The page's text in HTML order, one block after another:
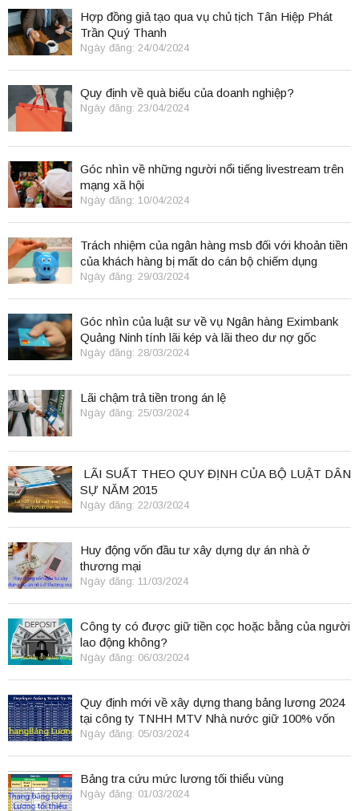
Hợp đồng giả tạo qua vụ chủ tịch Tân Hiệp Phát
Trần Quý Thanh
Ngày đăng: 24/04/2024
Quy định về quà biếu của doanh nghiệp?
Ngày đăng: 23/04/2024
Góc nhìn về những người nổi tiếng livestream trên
mạng xã hội
Ngày đăng: 10/04/2024
Trách nhiệm của ngân hàng msb đối với khoản tiền
của khách hàng bị mất do cán bộ chiếm dụng
Ngày đăng: 29/03/2024
Góc nhìn của luật sư về vụ Ngân hàng Eximbank
Quảng Ninh tính lãi kép và lãi theo dư nợ gốc
Ngày đăng: 28/03/2024
Lãi chậm trả tiền trong án lệ
Ngày đăng: 25/03/2024
LÃI SUẤT THEO QUY ĐỊNH CỦA BỘ LUẬT DÂN
SỰ NĂM 2015
Ngày đăng: 22/03/2024
Huy động vốn đầu tư xây dựng dự án nhà ở
thương mại
Ngày đăng: 11/03/2024
Công ty có được giữ tiền cọc hoặc bằng của người
lao động không?
Ngày đăng: 06/03/2024
Quy định mới về xây dựng thang bảng lương 2024
tại công ty TNHH MTV Nhà nước giữ 100% vốn
điều lệ
Ngày đăng: 05/03/2024
Bảng tra cứu mức lương tối thiểu vùng
Ngày đăng: 01/03/2024